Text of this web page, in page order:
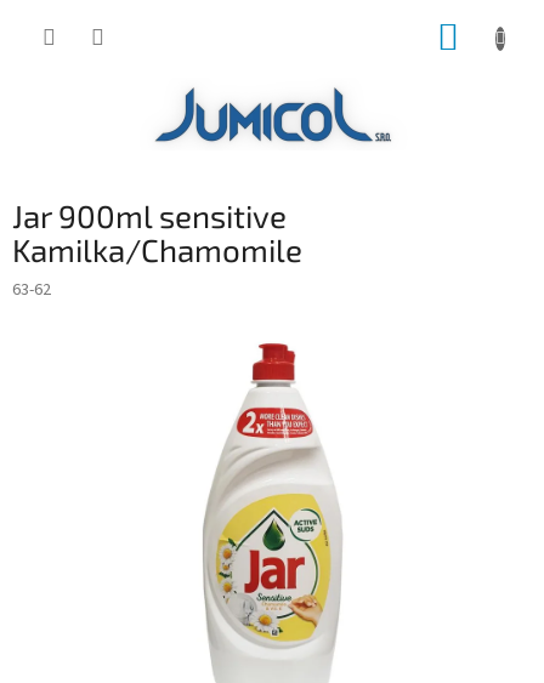
Jar 900ml sensitive
Kamilka/Chamomile
63-62